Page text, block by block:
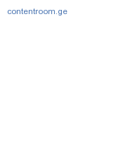
contentroom.ge